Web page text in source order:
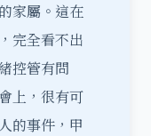
家屬。這在
完全看不出
控管有問
上，很有可
的事件，甲